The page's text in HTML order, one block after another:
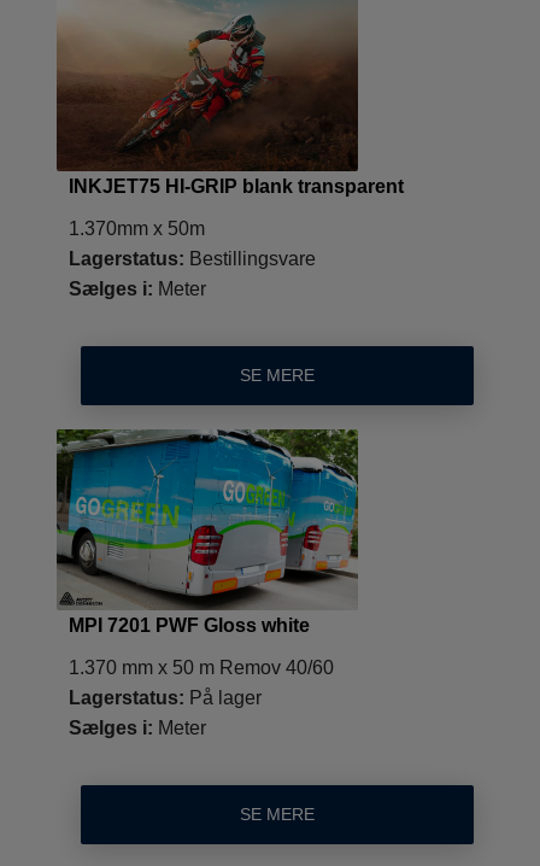
INKJET75 HI-GRIP blank transparent
1.370mm x 50m
Lagerstatus: Bestillingsvare
Sælges i: Meter
SE MERE
MPI 7201 PWF Gloss white
1.370 mm x 50 m Remov 40/60
Lagerstatus: På lager
Sælges i: Meter
SE MERE